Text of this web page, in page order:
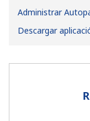
Administrar
Descargar